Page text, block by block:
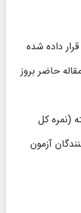
داده شده
که به محض انتشار اطلاعیه سال ۱۴۰۵ مقاله حاضر بروز
(نمره كل
آزمون